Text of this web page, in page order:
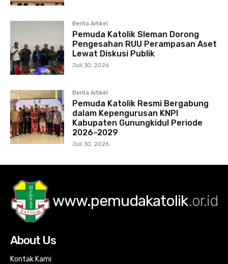
Berita Artikel
Pemuda Katolik Sleman Dorong
Pengesahan RUU Perampasan Aset
Lewat Diskusi Publik
Juli 30, 2026
Berita Artikel
Pemuda Katolik Resmi Bergabung
dalam Kepengurusan KNPI
Kabupaten Gunungkidul Periode
2026–2029
Juli 30, 2026
www.pemudakatolik.or.id
About Us
Kontak Kami